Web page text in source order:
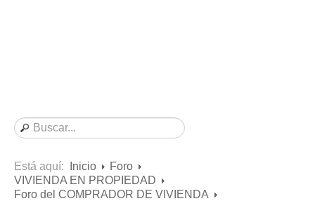
Contratos de Arrendamiento
De uso distinto al de vivienda
Otros contratos de Arrendamiento
Está aquí: Inicio
Foro
VIVIENDA EN PROPIEDAD
Foro del COMPRADOR DE VIVIENDA